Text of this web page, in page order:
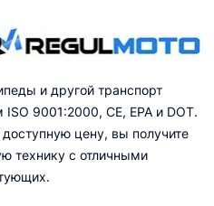
и другой транспорт
ISO 9001:2000, CE, EPA и DOT.
доступную цену, вы получите
технику с отличными